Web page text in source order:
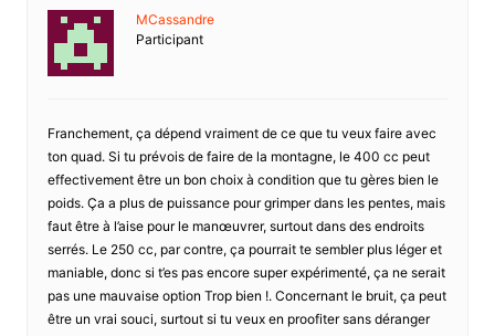
MCassandre
Participant
Franchement, ça dépend vraiment de ce que tu veux faire avec
ton quad. Si tu prévois de faire de la montagne, le 400 cc peut
effectivement être un bon choix à condition que tu gères bien le
poids. Ça a plus de puissance pour grimper dans les pentes, mais
faut être à l’aise pour le manœuvrer, surtout dans des endroits
serrés. Le 250 cc, par contre, ça pourrait te sembler plus léger et
maniable, donc si t’es pas encore super expérimenté, ça ne serait
pas une mauvaise option Trop bien !. Concernant le bruit, ça peut
être un vrai souci, surtout si tu veux en proofiter sans déranger